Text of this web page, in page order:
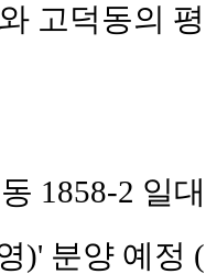
고덕동의
1858-2 일
)' 분양 예정